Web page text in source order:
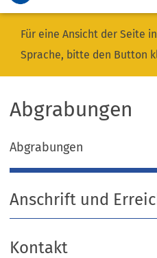
Für eine Ansicht der Seite
Sprache, bitte den Button
Abgrabungen
Abgrabungen
Anschrift und
Kontakt